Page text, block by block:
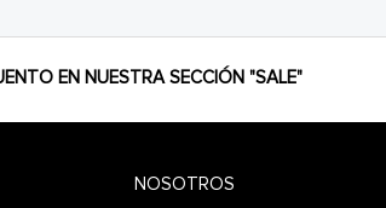
EN NUESTRA SECCIÓN "SALE"
NOSOTROS